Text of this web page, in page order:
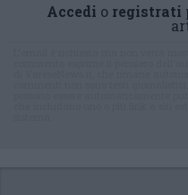
Accedi o registrati